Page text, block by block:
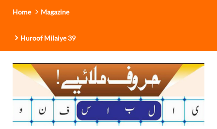
Home Magazine
Huroof Milaiye 39